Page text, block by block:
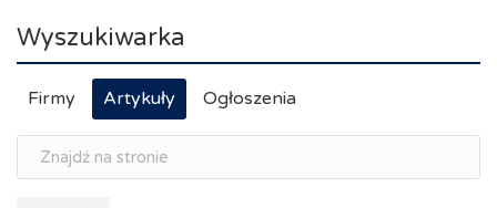
Wyszukiwarka
Firmy Artykuły Ogłoszenia